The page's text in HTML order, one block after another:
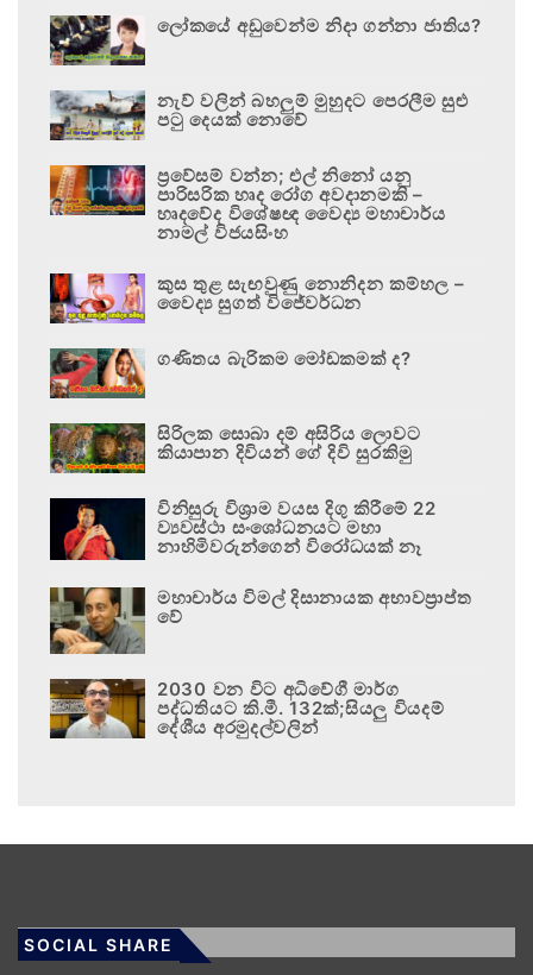
ලෝකයේ අඩුවෙන්ම නිදා ගන්නා ජාතිය?
නැව් වලින් බහලුම් මුහුදට පෙරලීම සුළු
පටු දෙයක් නොවේ
ප්‍රවේසම් වන්න; එල් නිනෝ යනු
පාරිසරික හෘද රෝග අවදානමකි –
හෘදවේද විශේෂඥ වෛද්‍ය මහාචාර්ය
නාමල් විජයසිංහ
කුස තුළ සැඟවුණු නොනිදන කම්හල –
වෛද්‍ය සුගත් විජේවර්ධන
ගණිතය බැරිකම මෝඩකමක් ද?
සිරිලක සොබා දම් අසිරිය ලොවට
කියාපාන දිවියන් ගේ දිවි සුරකිමු
විනිසුරු විශ්‍රාම වයස දිගු කිරීමේ 22
ව්‍යවස්ථා සංශෝධනයට මහා
නාහිමිවරුන්ගෙන් විරෝධයක් නෑ
මහාචාර්ය විමල් දිසානායක අභාවප්‍රාප්ත
වේ
2030 වන විට අධිවේගී මාර්ග
පද්ධතියට කි.මී. 132ක්;සියලු වියදම්
දේශීය අරමුදල්වලින්
SOCIAL SHARE